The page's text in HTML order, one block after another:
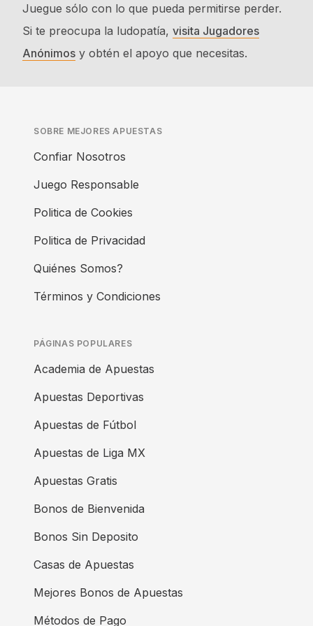
Juegue sólo con lo que pueda permitirse perder.
Si te preocupa la ludopatía, visita Jugadores
Anónimos y obtén el apoyo que necesitas.
SOBRE MEJORES APUESTAS
Confiar Nosotros
Juego Responsable
Politica de Cookies
Politica de Privacidad
Quiénes Somos?
Términos y Condiciones
PÁGINAS POPULARES
Academia de Apuestas
Apuestas Deportivas
Apuestas de Fútbol
Apuestas de Liga MX
Apuestas Gratis
Bonos de Bienvenida
Bonos Sin Deposito
Casas de Apuestas
Mejores Bonos de Apuestas
Métodos de Pago